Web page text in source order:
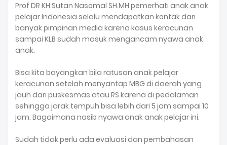
Prof DR KH Sutan Nasomal SH.MH pemerhati anak anak
pelajar Indonesia selalu mendapatkan kontak dari
banyak pimpinan media karena kasus keracunan
sampai KLB sudah masuk mengancam nyawa anak
anak.
Bisa kita bayangkan bila ratusan anak pelajar
keracunan setelah menyantap MBG di daerah yang
jauh dari puskesmas atau RS karena di pedalaman
sehingga jarak tempuh bisa lebih dari 5 jam sampai 10
jam. Bagaimana nasib nyawa anak anak pelajar ini.
Sudah tidak perlu ada evaluasi dan pembahasan